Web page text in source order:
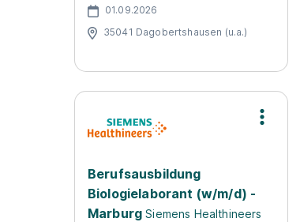
01.09.2026
35041 Dagobertshausen (u.a.)
Berufsausbildung
Biologielaborant (w/m/d) -
Marburg Siemens Healthineers